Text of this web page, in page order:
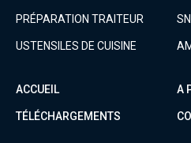
PRÉPARATION TRAITEUR
USTENSILES DE CUISINE
ACCUEIL A
TÉLÉCHARGEMENTS